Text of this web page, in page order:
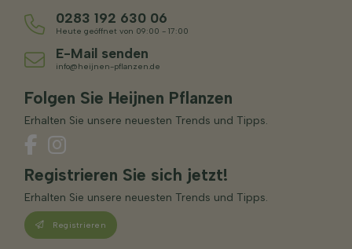
0283 192 630 06
Heute geöffnet von 09:00 - 17:00
E-Mail senden
info@heijnen-pflanzen.de
Folgen Sie Heijnen Pflanzen
Erhalten Sie unsere neuesten Trends und Tipps.
Registrieren Sie sich jetzt!
Erhalten Sie unsere neuesten Trends und Tipps.
Registrieren